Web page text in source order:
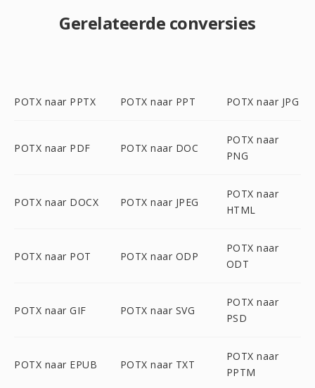
Gerelateerde conversies
POTX naar PPTX POTX naar PPT POTX naar JPG
POTX naar PDF POTX naar DOC
POTX naar
PNG
POTX naar DOCX POTX naar JPEG
POTX naar
HTML
POTX naar POT POTX naar ODP
POTX naar
ODT
POTX naar GIF POTX naar SVG
POTX naar
PSD
POTX naar EPUB POTX naar TXT
POTX naar
PPTM